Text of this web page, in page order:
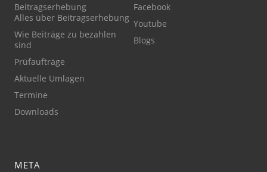
Beitragserhebung
Alles über Beitragserhebung
Wie Beiträge zu bezahlen
sind
Prüfaufträge
Aktuelle Umlagen
Termine
Downloads
Facebook
Youtube
Blogs
META